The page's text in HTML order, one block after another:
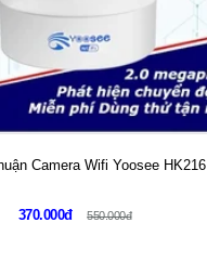
Ninh Thuận Camera Wifi Yoosee HK216
370.000đ 550.000đ